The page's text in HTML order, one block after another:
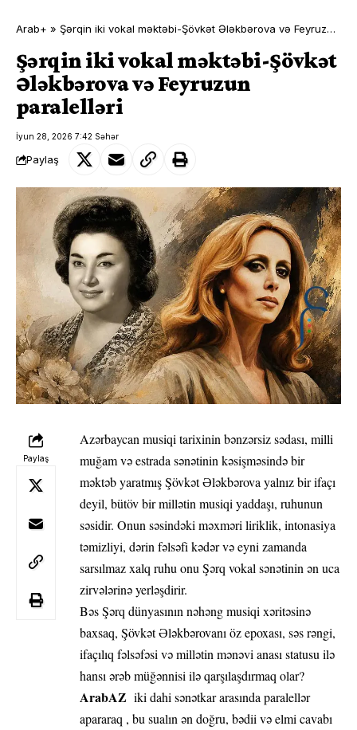
Arab+ » Şərqin iki vokal məktəbi-Şövkət Ələkbərova və Feyruzun paralelləri
Şərqin iki vokal məktəbi-Şövkət
Ələkbərova və Feyruzun
paralelləri
İyun 28, 2026 7:42 Səhər
Paylaş
Paylaş
Azərbaycan musiqi tarixinin bənzərsiz sədası, milli
muğam və estrada sənətinin kəsişməsində bir
məktəb yaratmış Şövkət Ələkbərova yalnız bir ifaçı
deyil, bütöv bir millətin musiqi yaddaşı, ruhunun
səsidir. Onun səsindəki məxməri liriklik, intonasiya
təmizliyi, dərin fəlsəfi kədər və eyni zamanda
sarsılmaz xalq ruhu onu Şərq vokal sənətinin ən uca
zirvələrinə yerləşdirir.
Bəs Şərq dünyasının nəhəng musiqi xəritəsinə
baxsaq, Şövkət Ələkbərovanı öz epoxası, səs rəngi,
ifaçılıq fəlsəfəsi və millətin mənəvi anası statusu ilə
hansı ərəb müğənnisi ilə qarşılaşdırmaq olar?
ArabAZ iki dahi sənətkar arasında paralellər
apararaq , bu sualın ən doğru, bədii və elmi cavabı